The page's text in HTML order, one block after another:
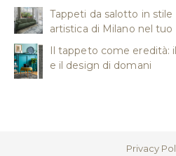
Tappeti da salotto in stile
artistica di Milano nel tuo
Il tappeto come eredità:
e il design di domani
Privacy